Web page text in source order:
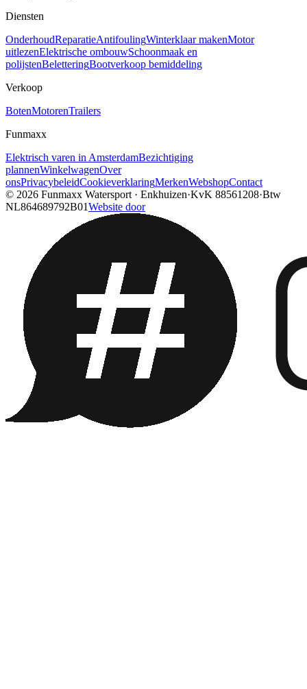
Diensten
OnderhoudReparatieAntifoulingWinterklaar makenMotor
uitlezenElektrische ombouwSchoonmaak en
polijstenBeletteringBootverkoop bemiddeling
Verkoop
BotenMotorenTrailers
Funmaxx
Elektrisch varen in AmsterdamBezichtiging
plannenWinkelwagenOver
onsPrivacybeleidCookieverklaringMerkenWebshopContact
© 2026 Funmaxx Watersport · Enkhuizen·KvK 88561208·Btw
NL864689792B01Website door